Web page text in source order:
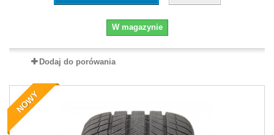
W magazynie
Dodaj do porówania
NOWY